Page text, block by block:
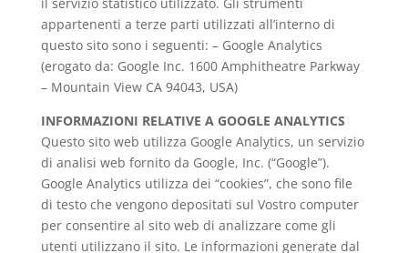
appartenenti a terze parti utilizzati all’interno di
questo sito sono i seguenti: – Google Analytics
(erogato da: Google Inc. 1600 Amphitheatre Parkway
– Mountain View CA 94043, USA)
INFORMAZIONI RELATIVE A GOOGLE ANALYTICS
Questo sito web utilizza Google Analytics, un servizio
di analisi web fornito da Google, Inc. (“Google”).
Google Analytics utilizza dei “cookies”, che sono file
di testo che vengono depositati sul Vostro computer
per consentire al sito web di analizzare come gli
utenti utilizzano il sito. Le informazioni generate dal